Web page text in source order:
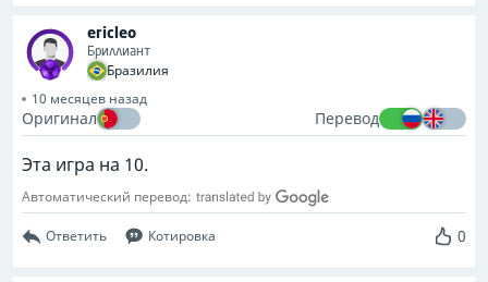
ericleo
Бриллиант
Бразилия
10 месяцев назад
Оригинал Перевод
Эта игра на 10.
Автоматический перевод:
Ответить Котировка 0